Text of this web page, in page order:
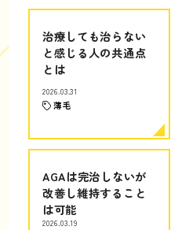
治療しても治らない
と感じる人の共通点
とは
2026.03.31
薄毛
AGAは完治しないが
改善し維持すること
は可能
2026.03.19